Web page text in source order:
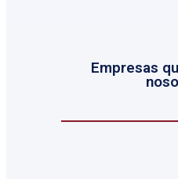
Empresas